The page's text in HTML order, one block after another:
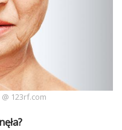
123rf.com